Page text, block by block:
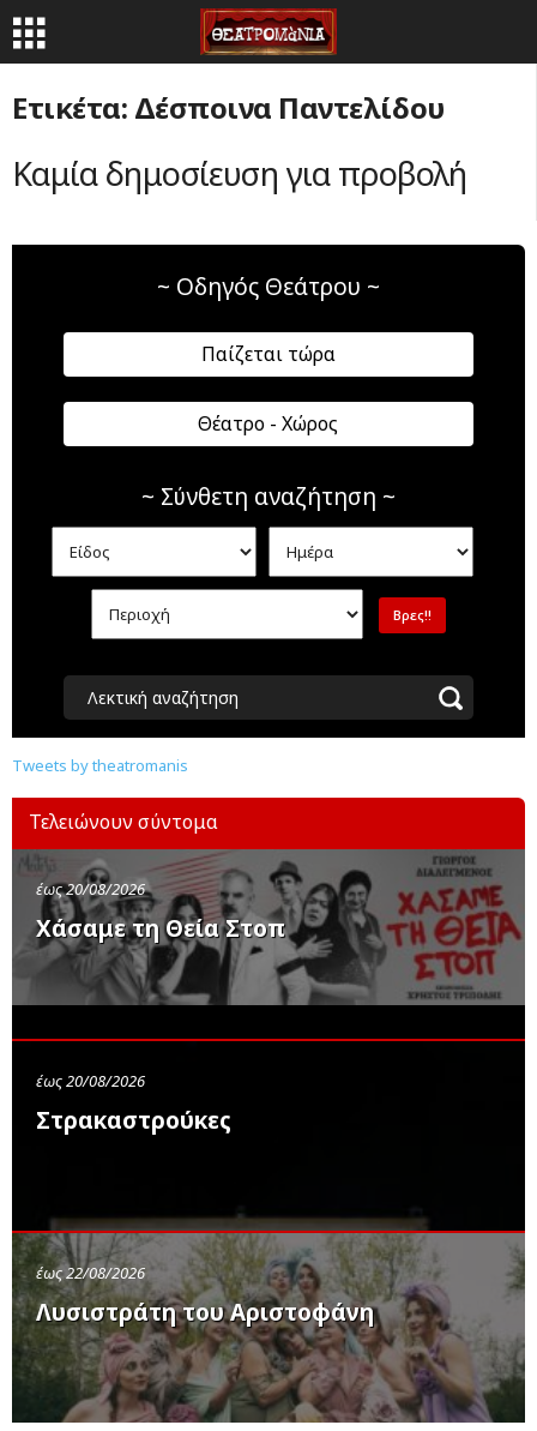
Ετικέτα: Δέσποινα Παντελίδου
Καμία δημοσίευση για προβολή
~ Οδηγός Θεάτρου ~
Παίζεται τώρα
Θέατρο - Χώρος
~ Σύνθετη αναζήτηση ~
Λεκτική αναζήτηση
Tweets by theatromanis
Τελειώνουν σύντομα
έως 20/08/2026
Χάσαμε τη Θεία Στοπ
έως 20/08/2026
Στρακαστρούκες
έως 22/08/2026
Λυσιστράτη του Αριστοφάνη